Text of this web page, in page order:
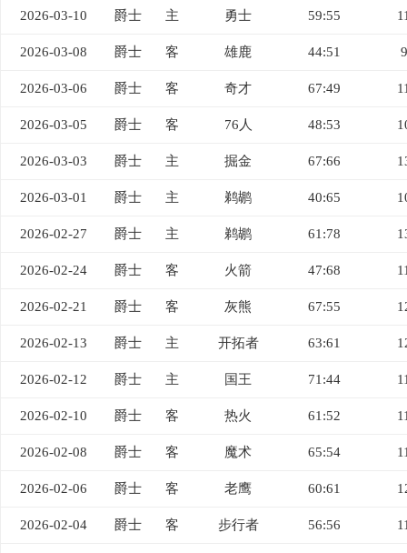
2026-03-10 爵士 主 勇士 59:55
2026-03-08 爵士 客 雄鹿 44:51
2026-03-06 爵士 客 奇才 67:49
2026-03-05 爵士 客 76人 48:53
2026-03-03 爵士 主 掘金 67:66
2026-03-01 爵士 主 鹈鹕 40:65
2026-02-27 爵士 主 鹈鹕 61:78
2026-02-24 爵士 客 火箭 47:68
2026-02-21 爵士 客 灰熊 67:55
2026-02-13 爵士 主 开拓者 63:61
2026-02-12 爵士 主 国王 71:44
2026-02-10 爵士 客 热火 61:52
2026-02-08 爵士 客 魔术 65:54
2026-02-06 爵士 客 老鹰 60:61
2026-02-04 爵士 客 步行者 56:56